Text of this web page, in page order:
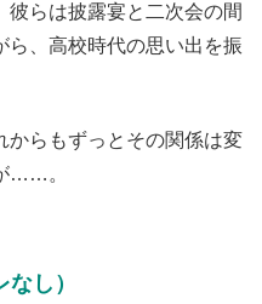
らは披露宴と二次会の間
ら、高校時代の思い出を振
からもずっとその関係は変
……。
し）